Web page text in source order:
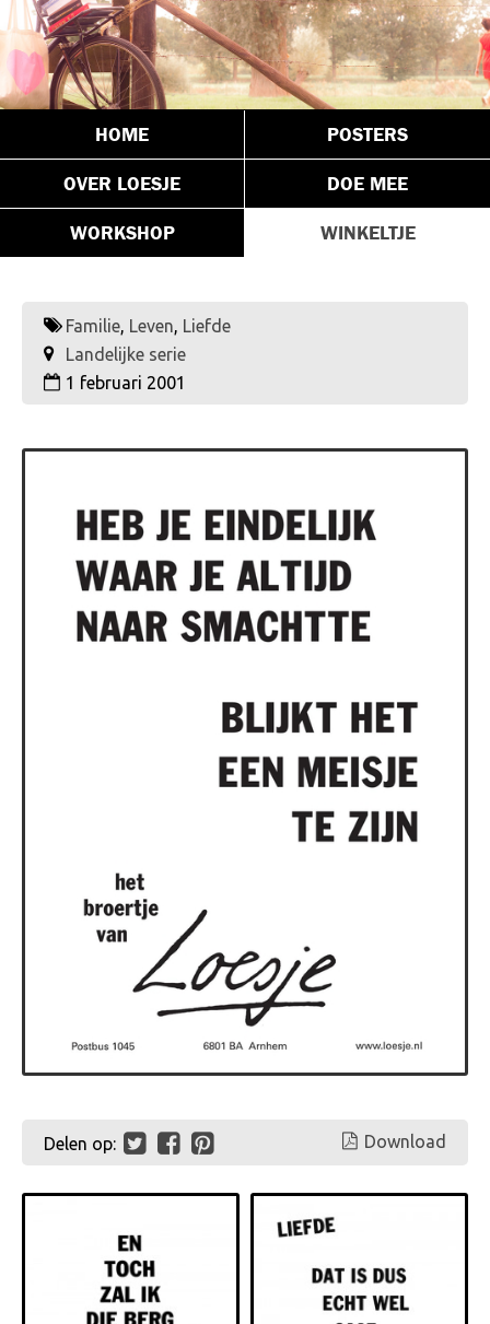
HOME POSTERS
OVER LOESJE DOE MEE
WORKSHOP WINKELTJE
Familie, Leven, Liefde
Landelijke serie
1 februari 2001
Delen op: Download